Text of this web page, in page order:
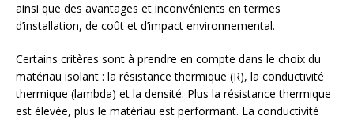
ainsi que des avantages et inconvénients en termes
d’installation, de coût et d’impact environnemental.
Certains critères sont à prendre en compte dans le choix du
matériau isolant : la résistance thermique (R), la conductivité
thermique (lambda) et la densité. Plus la résistance thermique
est élevée, plus le matériau est performant. La conductivité